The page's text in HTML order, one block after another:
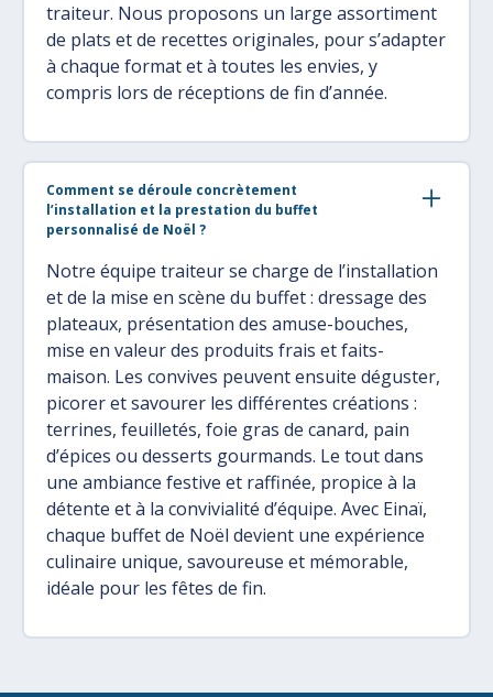
traiteur. Nous proposons un large assortiment
de plats et de recettes originales, pour s’adapter
à chaque format et à toutes les envies, y
compris lors de réceptions de fin d’année.
Comment se déroule concrètement
l’installation et la prestation du buffet
personnalisé de Noël ?
Notre équipe traiteur se charge de l’installation
et de la mise en scène du buffet : dressage des
plateaux, présentation des amuse-bouches,
mise en valeur des produits frais et faits-
maison. Les convives peuvent ensuite déguster,
picorer et savourer les différentes créations :
terrines, feuilletés, foie gras de canard, pain
d’épices ou desserts gourmands. Le tout dans
une ambiance festive et raffinée, propice à la
détente et à la convivialité d’équipe. Avec Einaï,
chaque buffet de Noël devient une expérience
culinaire unique, savoureuse et mémorable,
idéale pour les fêtes de fin.